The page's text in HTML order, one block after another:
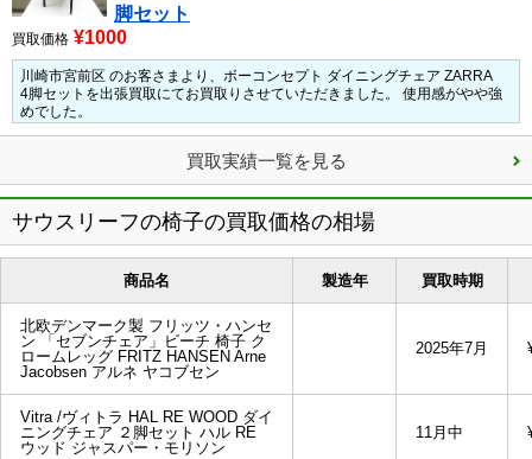
脚セット
買取価格 ¥1000
川崎市宮前区 のお客さまより、ボーコンセプト ダイニングチェア ZARRA
4脚セットを出張買取にてお買取りさせていただきました。
使用感がやや強
めでした。
買取実績一覧を見る
サウスリーフの椅子の買取価格の相場
商品名 製造年 買取時期
北欧デンマーク製 フリッツ・ハンセ
ン 「セブンチェア」ビーチ 椅子 ク
ロームレッグ FRITZ HANSEN Arne
Jacobsen アルネ ヤコブセン
2025年7月
Vitra /ヴィトラ HAL RE WOOD ダイ
ニングチェア ２脚セット ハル RE
ウッド ジャスパー・モリソン
11月中